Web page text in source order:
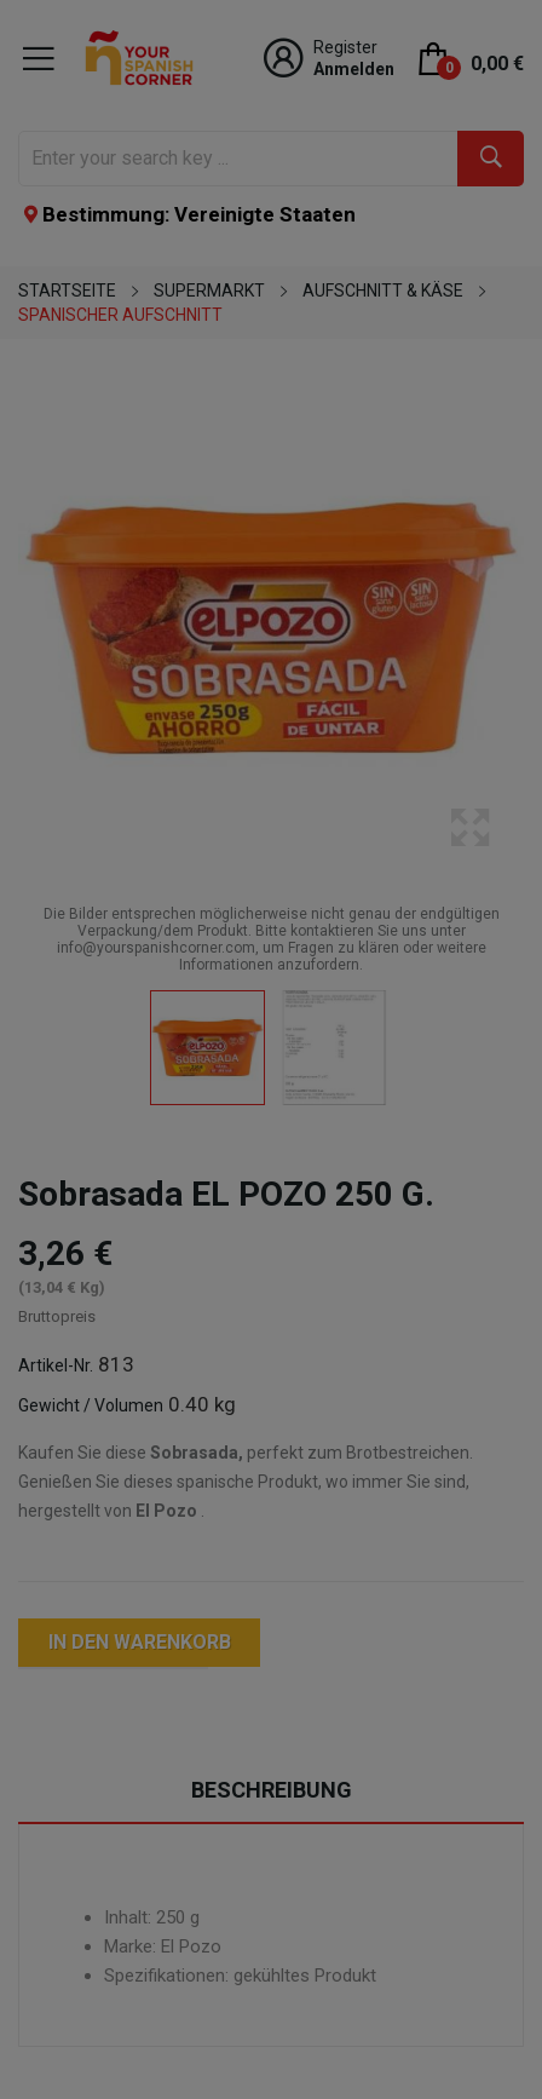
Register
Anmelden
0 0,00 €
Bestimmung: Vereinigte Staaten
STARTSEITE SUPERMARKT
AUFSCHNITT & KÄSE
SPANISCHER AUFSCHNITT
Die Bilder entsprechen möglicherweise nicht genau der endgültigen
Verpackung/dem Produkt. Bitte kontaktieren Sie uns unter
info@yourspanishcorner.com, um Fragen zu klären oder weitere
Informationen anzufordern.
Sobrasada EL POZO 250 G.
3,26 €
(13,04 € Kg)
Bruttopreis
Artikel-Nr. 813
Gewicht / Volumen 0.40 kg
Kaufen Sie diese Sobrasada, perfekt zum Brotbestreichen.
Genießen Sie dieses spanische Produkt, wo immer Sie sind,
hergestellt von El Pozo
IN DEN WARENKORB
BESCHREIBUNG
Inhalt: 250 g
Marke: El Pozo
Spezifikationen: gekühltes Produkt